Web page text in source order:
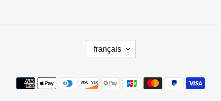
G
U
français
Moyens
de